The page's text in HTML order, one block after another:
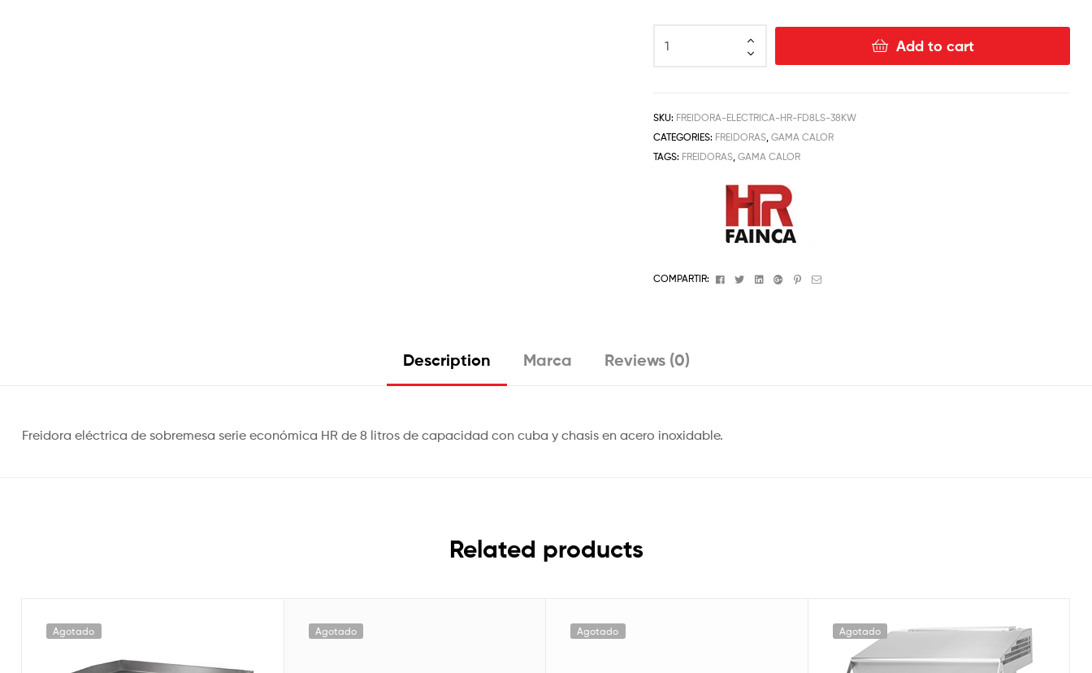
Add to cart
SKU: FREIDORA-ELECTRICA-HR-FD8LS-38KW
CATEGORIES: FREIDORAS ,GAMA CALOR
TAGS: FREIDORAS ,GAMA CALOR
COMPARTIR: FacebookTwitterLinkedinGoogle+Pinterest
Email
Description Marca Reviews (0)
Freidora eléctrica de sobremesa serie económica HR de 8 litros de capacidad con cuba y chasis en acero inoxidable.
Related products
Agotado Agotado Agotado Agotado